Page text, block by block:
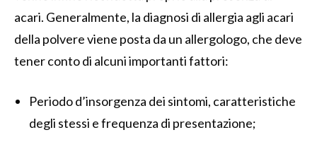
acari. Generalmente, la diagnosi di allergia agli acari
della polvere viene posta da un allergologo, che deve
tener conto di alcuni importanti fattori:
Periodo d’insorgenza dei sintomi, caratteristiche
degli stessi e frequenza di presentazione;